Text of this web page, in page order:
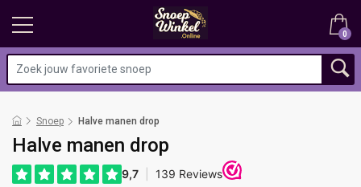
0
Snoep Halve manen drop
Halve manen drop